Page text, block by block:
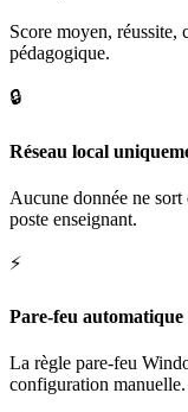
Score moyen,
pédagogique.
🔒
Réseau local
Aucune donnée ne
poste enseignant.
⚡
Pare-feu automatique
La règle pare-feu
configuration manuelle.